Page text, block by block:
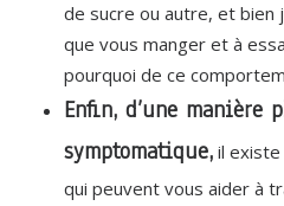
de sucre ou autre, et bien
que vous manger et à
pourquoi de ce
Enfin, d’une manière
symptomatique, il
qui peuvent vous aider à